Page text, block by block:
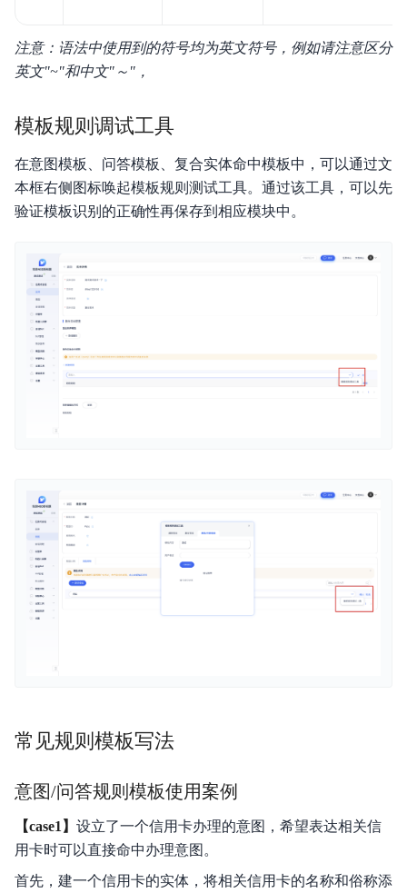
注意：语法中使用到的符号均为英文符号，例如请注意区分
英文"~"和中文"～"，
模板规则调试工具
在意图模板、问答模板、复合实体命中模板中，可以通过文
本框右侧图标唤起模板规则测试工具。通过该工具，可以先
验证模板识别的正确性再保存到相应模块中。
常见规则模板写法
意图/问答规则模板使用案例
【case1】 设立了一个信用卡办理的意图，希望表达相关信
用卡时可以直接命中办理意图。
首先，建一个信用卡的实体，将相关信用卡的名称和俗称添